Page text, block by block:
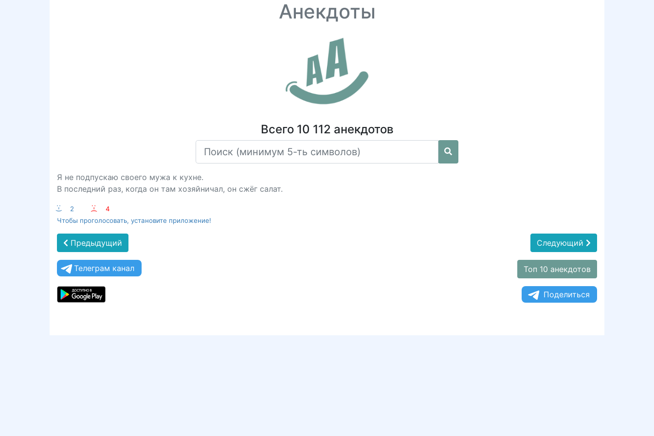
Анекдоты
Всего 10 112 анекдотов
Я не подпускаю своего мужа к кухне.
В последний раз, когда он там хозяйничал, он сжёг салат.
:-) 2 :-(
4
Чтобы проголосовать, установите приложение!
Предыдущий Следующий
Телеграм канал Топ 10 анекдотов
Поделиться